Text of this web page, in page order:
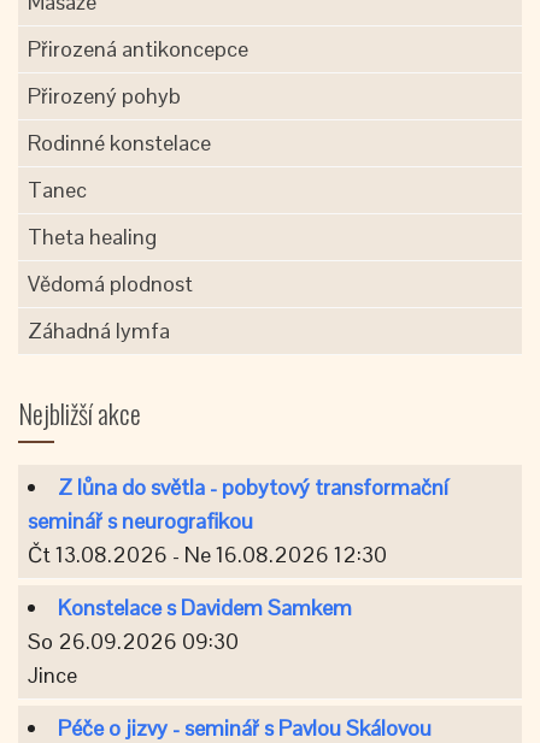
Přirozená antikoncepce
Přirozený pohyb
Rodinné konstelace
Tanec
Theta healing
Vědomá plodnost
Záhadná lymfa
Nejbližší akce
Z lůna do světla - pobytový transformační
seminář s neurografikou
Čt 13.08.2026 - Ne 16.08.2026 12:30
Konstelace s Davidem Samkem
So 26.09.2026 09:30
Jince
Péče o jizvy - seminář s Pavlou Skálovou